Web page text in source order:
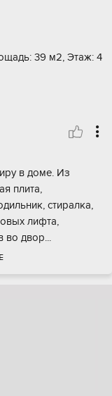
39 м2, Этаж: 4
в доме. Из
плита,
стиралка,
лифта,
во двор...